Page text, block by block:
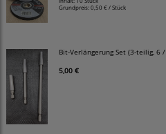
Grundpreis:0,50 € / Stück
Bit-Verlängerung Set (3-teilig, 6
5,00 €